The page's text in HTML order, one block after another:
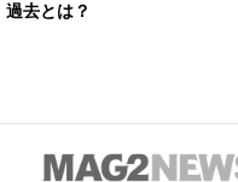
過去とは？